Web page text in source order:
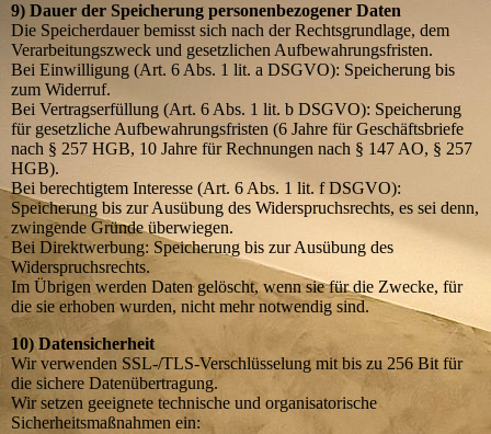
9) Dauer der Speicherung personenbezogener Daten
Die Speicherdauer bemisst sich nach der Rechtsgrundlage, dem
Verarbeitungszweck und gesetzlichen Aufbewahrungsfristen.
Bei Einwilligung (Art. 6 Abs. 1 lit. a DSGVO): Speicherung bis
zum Widerruf.
Bei Vertragserfüllung (Art. 6 Abs. 1 lit. b DSGVO): Speicherung
für gesetzliche Aufbewahrungsfristen (6 Jahre für Geschäftsbriefe
nach § 257 HGB, 10 Jahre für Rechnungen nach § 147 AO, § 257
HGB).
Bei berechtigtem Interesse (Art. 6 Abs. 1 lit. f DSGVO):
Speicherung bis zur Ausübung des Widerspruchsrechts, es sei denn,
zwingende Gründe überwiegen.
Bei Direktwerbung: Speicherung bis zur Ausübung des
Widerspruchsrechts.
Im Übrigen werden Daten gelöscht, wenn sie für die Zwecke, für
die sie erhoben wurden, nicht mehr notwendig sind.
10) Datensicherheit
Wir verwenden SSL-/TLS-Verschlüsselung mit bis zu 256 Bit für
die sichere Datenübertragung.
Wir setzen geeignete technische und organisatorische
Sicherheitsmaßnahmen ein: